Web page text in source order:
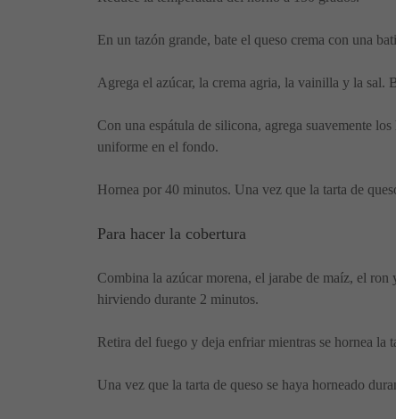
En un tazón grande, bate el queso crema con una
Agrega el azúcar, la crema agria, la vainilla y la sal.
Con una espátula de silicona, agrega suavemente
uniforme en el fondo.
Hornea por 40 minutos. Una vez que la tarta de
Para hacer la cobertura
Combina la azúcar morena, el jarabe de maíz, el
hirviendo durante 2 minutos.
Retira del fuego y deja enfriar mientras se hornea la
Una vez que la tarta de queso se haya horneado